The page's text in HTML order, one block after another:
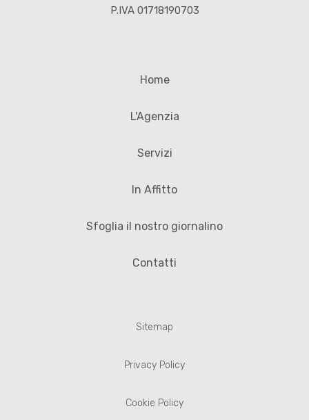
P.IVA 01718190703
Home
L'Agenzia
Servizi
In Affitto
Sfoglia il nostro giornalino
Contatti
Sitemap
Privacy Policy
Cookie Policy